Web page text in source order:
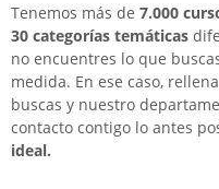
Tenemos más de 7.000
30 categorías temáticas
no encuentres lo que
medida. En ese caso,
buscas y nuestro
contacto contigo lo antes
ideal.